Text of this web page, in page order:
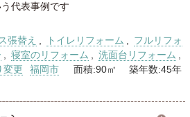
代表事例です
張替え トイレリフォーム
フルリフォ
寝室のリフォーム 洗面台リフォーム
変更 福岡市
面積:90㎡ 築年数:45年